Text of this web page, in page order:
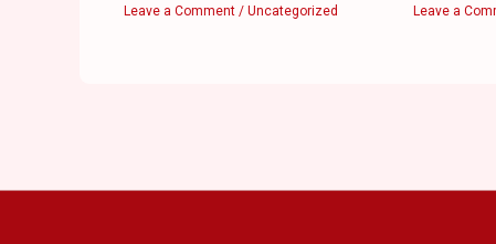
Leave a Comment / Uncategorized Leave a